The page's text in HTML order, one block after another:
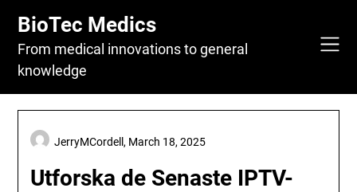
content
BioTec Medics
From medical innovations to general
knowledge
Utforska de Senaste IPTV-
JerryMCordell, March 18, 2025